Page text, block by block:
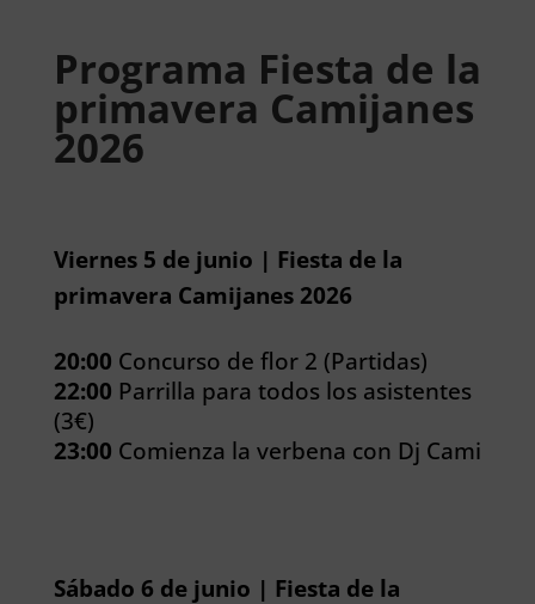
Programa Fiesta de la
primavera Camijanes
2026
Viernes 5 de junio | Fiesta de la
primavera Camijanes 2026
20:00 Concurso de flor 2 (Partidas)
22:00 Parrilla para todos los asistentes
(3€)
23:00 Comienza la verbena con Dj Cami
Sábado 6 de junio | Fiesta de la